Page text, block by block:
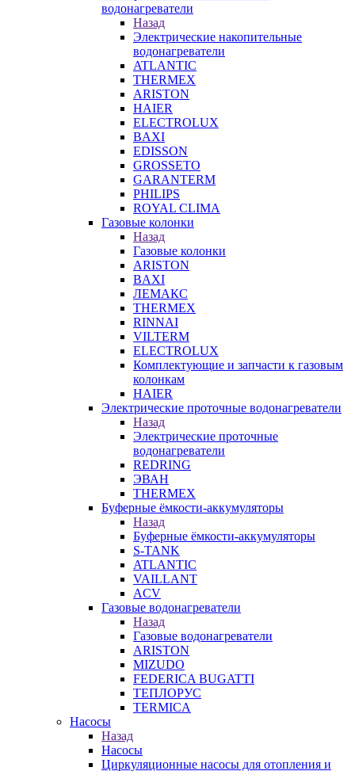
водонагреватели
Назад
Электрические накопительные
водонагреватели
ATLANTIC
THERMEX
ARISTON
HAIER
ELECTROLUX
BAXI
EDISSON
GROSSETO
GARANTERM
PHILIPS
ROYAL CLIMA
Газовые колонки
Назад
Газовые колонки
ARISTON
BAXI
ЛЕМАКС
THERMEX
RINNAI
VILTERM
ELECTROLUX
Комплектующие и запчасти к газовым
колонкам
HAIER
Электрические проточные водонагреватели
Назад
Электрические проточные
водонагреватели
REDRING
ЭВАН
THERMEX
Буферные ёмкости-аккумуляторы
Назад
Буферные ёмкости-аккумуляторы
S-TANK
ATLANTIC
VAILLANT
ACV
Газовые водонагреватели
Назад
Газовые водонагреватели
ARISTON
MIZUDO
FEDERICA BUGATTI
ТЕПЛОРУС
TERMICA
Насосы
Назад
Насосы
Циркуляционные насосы для отопления и